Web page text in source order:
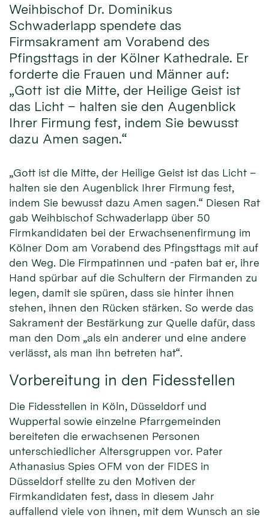
Weihbischof Dr. Dominikus
Schwaderlapp spendete das
Firmsakrament am Vorabend des
Pfingsttags in der Kölner Kathedrale. Er
forderte die Frauen und Männer auf:
„Gott ist die Mitte, der Heilige Geist ist
das Licht – halten sie den Augenblick
Ihrer Firmung fest, indem Sie bewusst
dazu Amen sagen.“
„Gott ist die Mitte, der Heilige Geist ist das Licht –
halten sie den Augenblick Ihrer Firmung fest,
indem Sie bewusst dazu Amen sagen.“ Diesen Rat
gab Weihbischof Schwaderlapp über 50
Firmkandidaten bei der Erwachsenenfirmung im
Kölner Dom am Vorabend des Pfingsttags mit auf
den Weg. Die Firmpatinnen und -paten bat er, ihre
Hand spürbar auf die Schultern der Firmanden zu
legen, damit sie spüren, dass sie hinter ihnen
stehen, ihnen den Rücken stärken. So werde das
Sakrament der Bestärkung zur Quelle dafür, dass
man den Dom „als ein anderer und eine andere
verlässt, als man ihn betreten hat“.
Vorbereitung in den Fidesstellen
Die Fidesstellen in Köln, Düsseldorf und
Wuppertal sowie einzelne Pfarrgemeinden
bereiteten die erwachsenen Personen
unterschiedlicher Altersgruppen vor. Pater
Athanasius Spies OFM von der FIDES in
Düsseldorf stellte zu den Motiven der
Firmkandidaten fest, dass in diesem Jahr
auffallend viele von ihnen, mit dem Wunsch an sie